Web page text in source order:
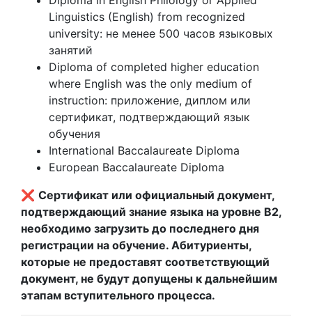
Linguistics (English) from recognized
university: не менее 500 часов языковых
занятий
Diploma of completed higher education
where English was the only medium of
instruction: приложение, диплом или
сертификат, подтверждающий язык
обучения
International Baccalaureate Diploma
European Baccalaureate Diploma
❌ Сертификат или официальный документ,
подтверждающий знание языка на уровне B2,
необходимо загрузить до последнего дня
регистрации на обучение. Абитуриенты,
которые не предоставят соответствующий
документ, не будут допущены к дальнейшим
этапам вступительного процесса.